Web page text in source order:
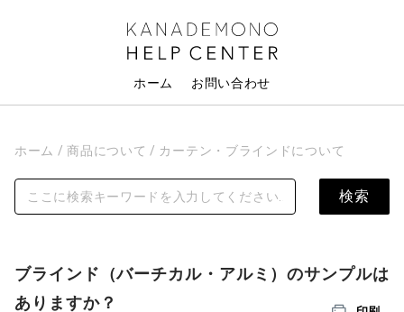
ホーム お問い合わせ
ホーム 商品について カーテン・ブラインドについて
ブラインド（バーチカル・アルミ）のサンプルは
ありますか？